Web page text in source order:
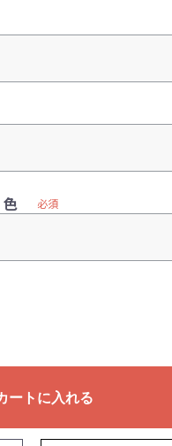
必須
ートに入れる